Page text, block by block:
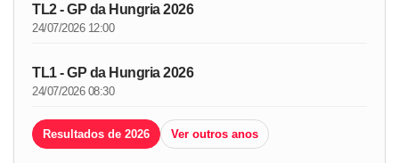
TL2 - GP da Hungria 2026
24/07/2026 12:00
TL1 - GP da Hungria 2026
24/07/2026 08:30
Resultados de 2026 Ver outros anos